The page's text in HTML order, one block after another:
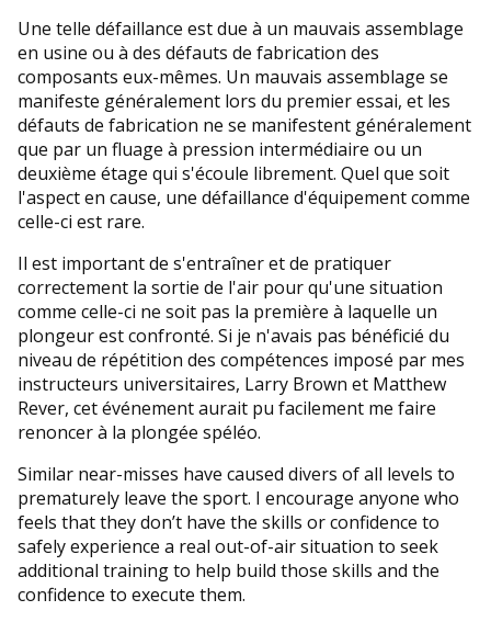
Une telle défaillance est due à un mauvais assemblage
en usine ou à des défauts de fabrication des
composants eux-mêmes. Un mauvais assemblage se
manifeste généralement lors du premier essai, et les
défauts de fabrication ne se manifestent généralement
que par un fluage à pression intermédiaire ou un
deuxième étage qui s'écoule librement. Quel que soit
l'aspect en cause, une défaillance d'équipement comme
celle-ci est rare.
Il est important de s'entraîner et de pratiquer
correctement la sortie de l'air pour qu'une situation
comme celle-ci ne soit pas la première à laquelle un
plongeur est confronté. Si je n'avais pas bénéficié du
niveau de répétition des compétences imposé par mes
instructeurs universitaires, Larry Brown et Matthew
Rever, cet événement aurait pu facilement me faire
renoncer à la plongée spéléo.
Similar near-misses have caused divers of all levels to
prematurely leave the sport. I encourage anyone who
feels that they don’t have the skills or confidence to
safely experience a real out-of-air situation to seek
additional training to help build those skills and the
confidence to execute them.